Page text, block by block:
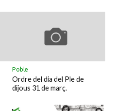
Poble
Ordre del dia del Ple de
dijous 31 de març.